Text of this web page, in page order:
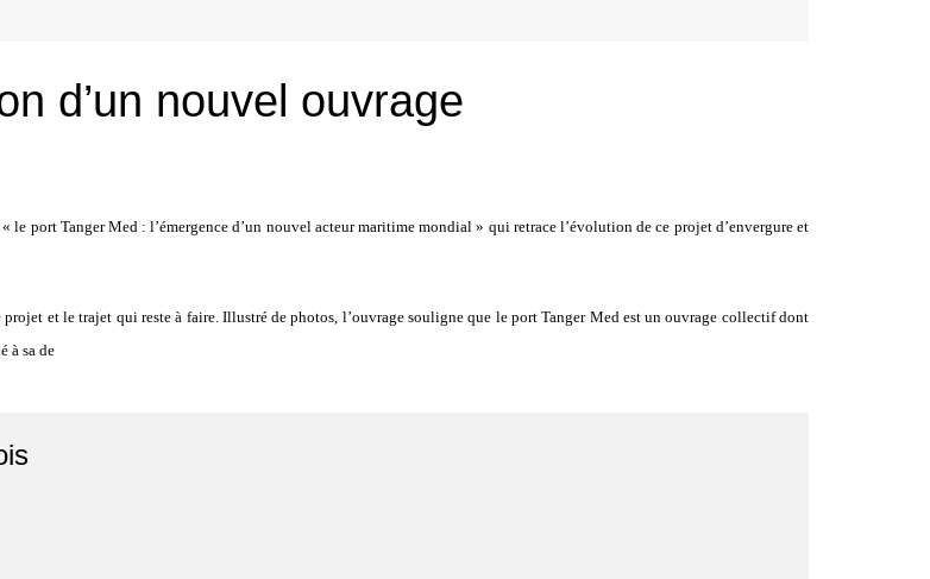
d’un nouvel ouvrage
port Tanger Med : l’émergence d’un nouvel acteur maritime mondial » qui retrace l’évolution de ce projet d’envergure et
et le trajet qui reste à faire. Illustré de photos, l’ouvrage souligne que le port Tanger Med est un ouvrage collectif dont
à sa de